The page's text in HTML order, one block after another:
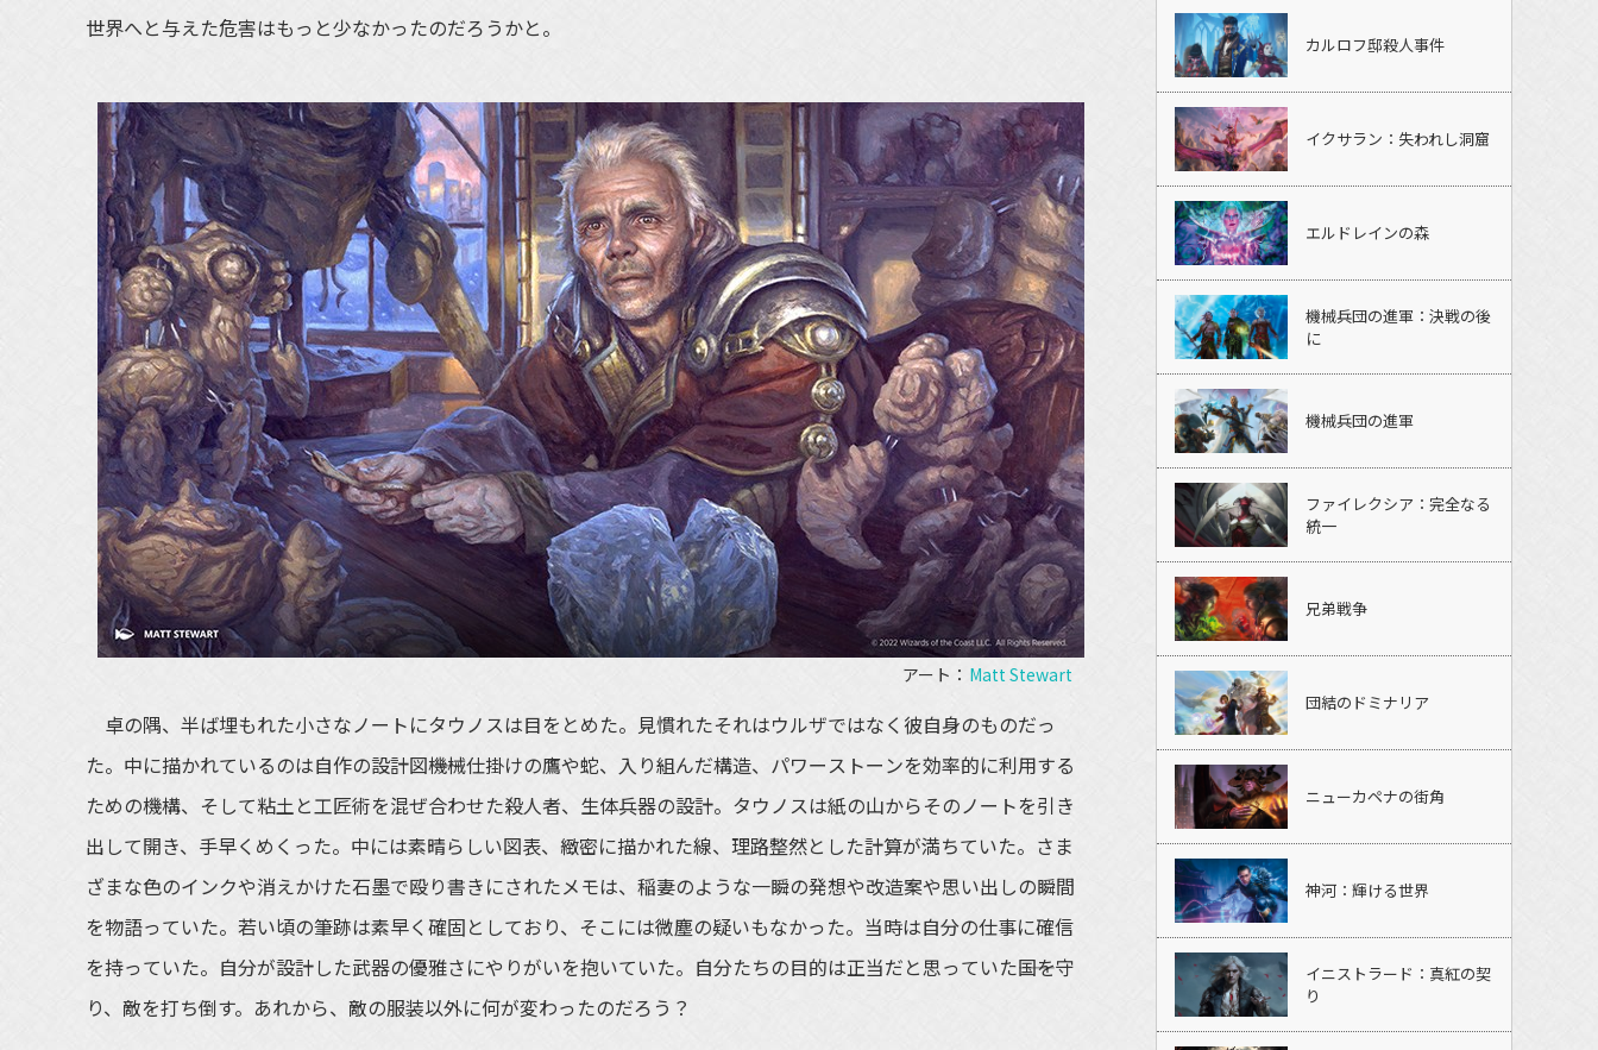
世界へと与えた危害はもっと少なかったのだろうかと。
アート： Matt Stewart
卓の隅、半ば埋もれた小さなノートにタウノスは目をとめた。見慣れたそれはウルザではなく彼自身のものだっ
た。中に描かれているのは自作の設計図――機械仕掛けの鷹や蛇、入り組んだ構造、パワーストーンを効率的に利用する
ための機構、そして粘土と工匠術を混ぜ合わせた殺人者、生体兵器の設計。タウノスは紙の山からそのノートを引き
出して開き、手早くめくった。中には素晴らしい図表、緻密に描かれた線、理路整然とした計算が満ちていた。さま
ざまな色のインクや消えかけた石墨で殴り書きにされたメモは、稲妻のような一瞬の発想や改造案や思い出しの瞬間
を物語っていた。若い頃の筆跡は素早く確固としており、そこには微塵の疑いもなかった。当時は自分の仕事に確信
を持っていた。自分が設計した武器の優雅さにやりがいを抱いていた。自分たちの目的は正当だと思っていた――国を守
り、敵を打ち倒す。あれから、敵の服装以外に何が変わったのだろう？
カルロフ邸殺人事件
イクサラン：失われし洞窟
エルドレインの森
機械兵団の進軍：決戦の後
に
機械兵団の進軍
ファイレクシア：完全なる
統一
兄弟戦争
団結のドミナリア
ニューカペナの街角
神河：輝ける世界
イニストラード：真紅の契
り